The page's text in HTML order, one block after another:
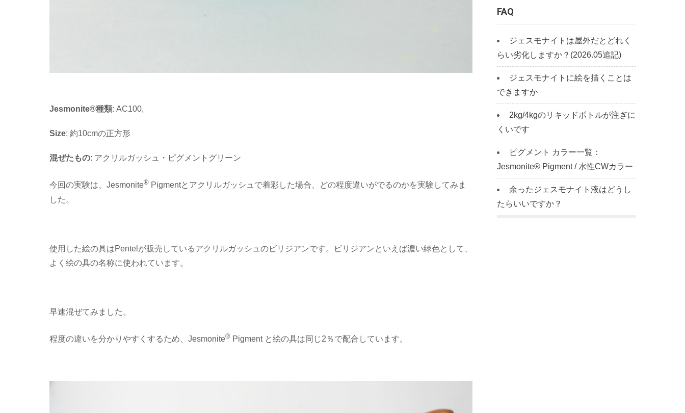
Jesmonite®種類: AC100,
Size: 約10cmの正方形
混ぜたもの: アクリルガッシュ・ピグメントグリーン
今回の実験は、Jesmonite® Pigmentとアクリルガッシュで着彩した場合、どの程度違いがでるのかを実験してみま
した。
使用した絵の具はPentelが販売しているアクリルガッシュのビリジアンです。ビリジアンといえば濃い緑色として、
よく絵の具の名称に使われています。
早速混ぜてみました。
程度の違いを分かりやすくするため、Jesmonite® Pigment と絵の具は同じ2％で配合しています。
FAQ
ジェスモナイトは屋外だとどれく
らい劣化しますか？(2026.05追記)
ジェスモナイトに絵を描くことは
できますか
2kg/4kgのリキッドボトルが注ぎに
くいです
ピグメント カラー一覧：
Jesmonite® Pigment / 水性CWカラー
余ったジェスモナイト液はどうし
たらいいですか？